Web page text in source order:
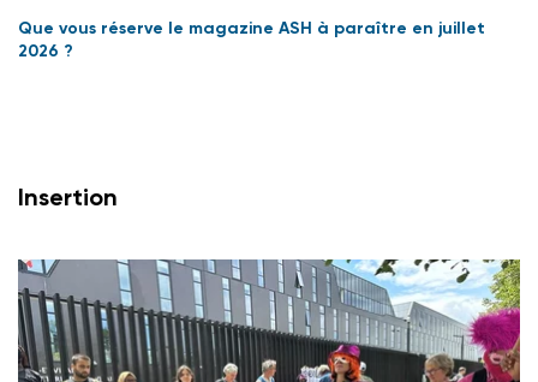
Que vous réserve le magazine ASH à paraître en juillet
2026 ?
Insertion